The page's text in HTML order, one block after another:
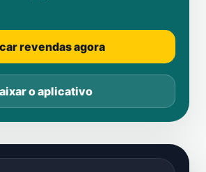
revendas agora
o aplicativo